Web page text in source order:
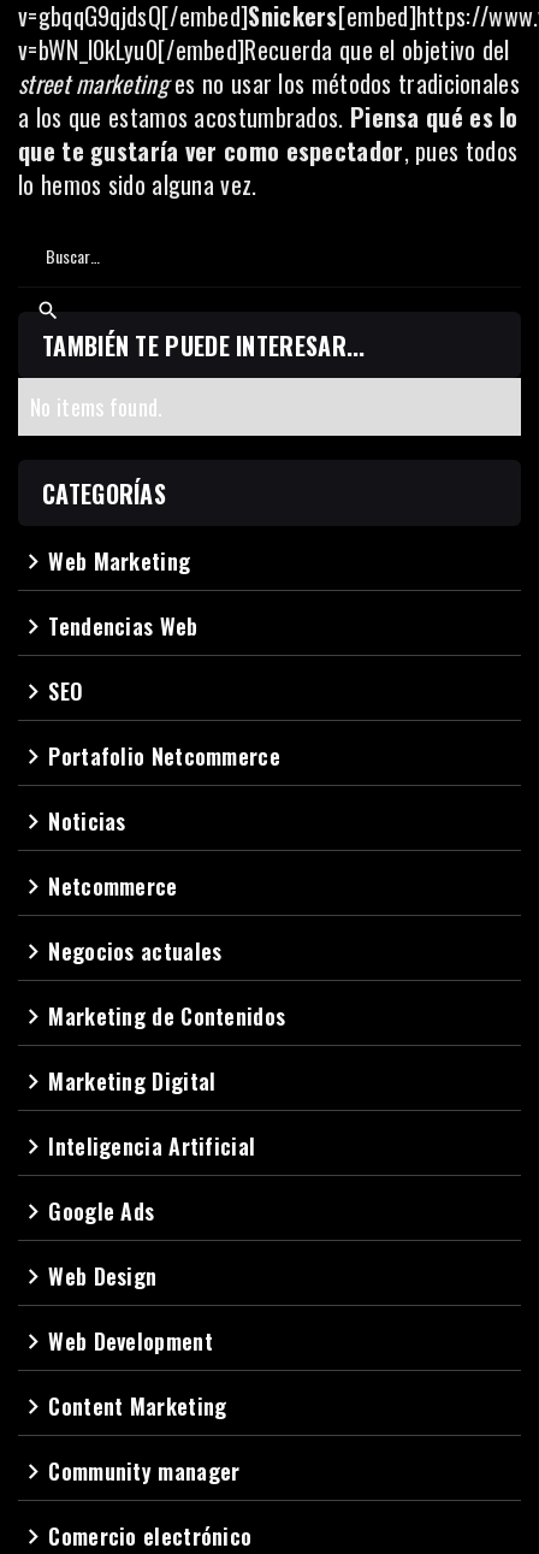
v=gbqqG9qjdsQ[/embed]Snickers[embed]https://
v=bWN_l0kLyu0[/embed]Recuerda que el objetivo del
street marketinges no usar los métodos tradicionales
a los que estamos acostumbrados. Piensa qué es lo
que te gustaría ver como espectador, pues todos
lo hemos sido alguna vez.
TAMBIÉN TE PUEDE INTERESAR...
No items found.
CATEGORÍAS
navigate_nextWeb Marketing
navigate_next Tendencias Web
navigate_next SEO
navigate_next Portafolio Netcommerce
navigate_next Noticias
navigate_next Netcommerce
navigate_next Negocios actuales
navigate_next Marketing de Contenidos
navigate_next Marketing Digital
navigate_next Inteligencia Artificial
navigate_next Google Ads
navigate_nextWeb Design
navigate_nextWeb Development
navigate_next Content Marketing
navigate_next Community manager
navigate_next Comercio electrónico